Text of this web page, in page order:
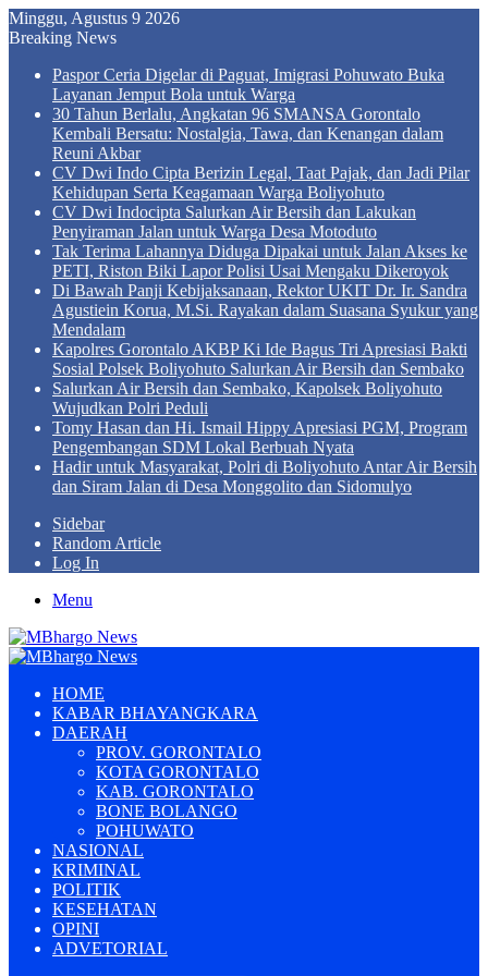
Minggu, Agustus 9 2026
Breaking News
Paspor Ceria Digelar di Paguat, Imigrasi Pohuwato Buka
Layanan Jemput Bola untuk Warga
30 Tahun Berlalu, Angkatan 96 SMANSA Gorontalo
Kembali Bersatu: Nostalgia, Tawa, dan Kenangan dalam
Reuni Akbar
CV Dwi Indo Cipta Berizin Legal, Taat Pajak, dan Jadi Pilar
Kehidupan Serta Keagamaan Warga Boliyohuto
CV Dwi Indocipta Salurkan Air Bersih dan Lakukan
Penyiraman Jalan untuk Warga Desa Motoduto
Tak Terima Lahannya Diduga Dipakai untuk Jalan Akses ke
PETI, Riston Biki Lapor Polisi Usai Mengaku Dikeroyok
Di Bawah Panji Kebijaksanaan, Rektor UKIT Dr. Ir. Sandra
Agustiein Korua, M.Si. Rayakan dalam Suasana Syukur yang
Mendalam
Kapolres Gorontalo AKBP Ki Ide Bagus Tri Apresiasi Bakti
Sosial Polsek Boliyohuto Salurkan Air Bersih dan Sembako
Salurkan Air Bersih dan Sembako, Kapolsek Boliyohuto
Wujudkan Polri Peduli
Tomy Hasan dan Hi. Ismail Hippy Apresiasi PGM, Program
Pengembangan SDM Lokal Berbuah Nyata
Hadir untuk Masyarakat, Polri di Boliyohuto Antar Air Bersih
dan Siram Jalan di Desa Monggolito dan Sidomulyo
Sidebar
Random Article
Log In
Menu
HOME
KABAR BHAYANGKARA
DAERAH
PROV. GORONTALO
KOTA GORONTALO
KAB. GORONTALO
BONE BOLANGO
POHUWATO
NASIONAL
KRIMINAL
POLITIK
KESEHATAN
OPINI
ADVETORIAL